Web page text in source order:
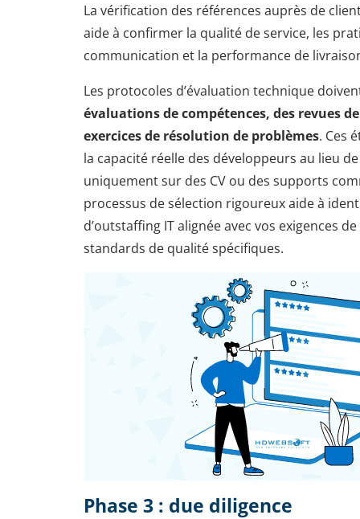
La vérification des références auprès de
aide à confirmer la qualité de service, les
communication et la performance de
Les protocoles d’évaluation technique
évaluations de compétences, des revues
exercices de résolution de problèmes. Ces
la capacité réelle des développeurs au lieu de
uniquement sur des CV ou des supports
processus de sélection rigoureux aide à
d’outstaffing IT alignée avec vos exigences
standards de qualité spécifiques.
Phase 3 : due diligence